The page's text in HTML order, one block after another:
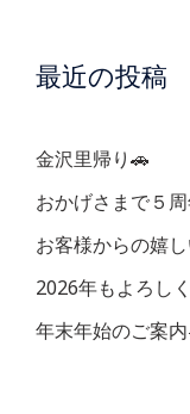
シ
ョ
ン
最近の投稿
金沢里帰り🚗
おかげさまで５周
お客様からの嬉
2026年もよろし
年末年始のご案